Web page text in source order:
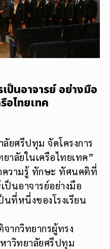
ป็นอาจารย์ อย่างมือ
อไทยเทค
ยศรีปทุม จัดโครงการ
าลัยในเครือไทยเทค”
ความรู้ ทักษะ ทัศนคติที่
นอาจารย์อย่างมือ
นที่หนึ่งของโรงเรียน
ากวิทยากรผู้ทรง
าวิทยาลัยศรีปทุม